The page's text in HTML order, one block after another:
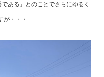
ある」とのことでさらにゆるく
が・・・